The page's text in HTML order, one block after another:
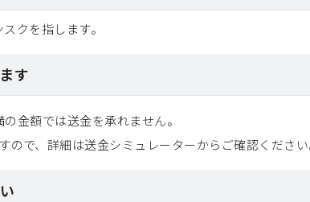
クを指します。
す
金額では送金を承れません。
で、詳細は送金シミュレーターからご確認ください